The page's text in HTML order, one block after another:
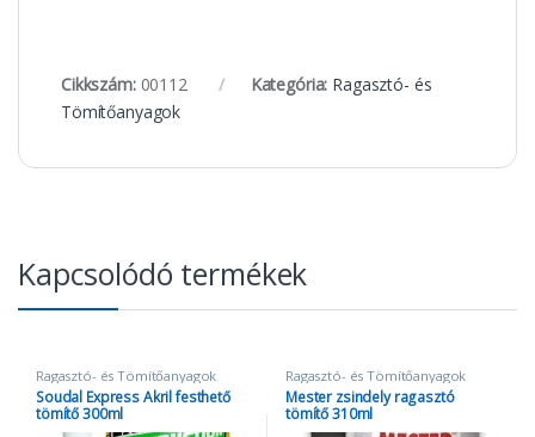
Cikkszám: 00112 Kategória: Ragasztó- és
Tömítőanyagok
Kapcsolódó termékek
Ragasztó- és Tömítőanyagok
Soudal Express Akril festhető
tömítő 300ml
Ragasztó- és Tömítőanyagok
Mester zsindely ragasztó
tömítő 310ml